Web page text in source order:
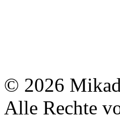
© 2026
Alle Rechte